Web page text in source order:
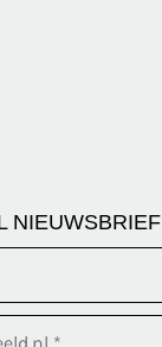
NIEUWSBRIEF